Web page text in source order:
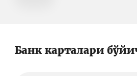
Банк карталари